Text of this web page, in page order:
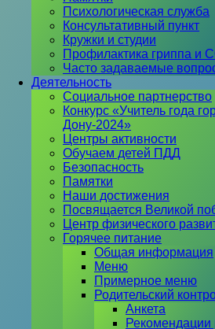
Психологическая служба
Консультативный пункт
Кружки и студии
Профилактика гриппа и
Часто задаваемые
Деятельность
Социальное партнерство
Конкурс «Учитель года
Дону-2024»
Центры активности
Обучаем детей ПДД
Безопасность
Памятки
Наши достижения
Посвящается Великой
Центр физического
Горячее питание
Общая информация
Меню
Примерное меню
Родительский
Анкета
Рекомендации